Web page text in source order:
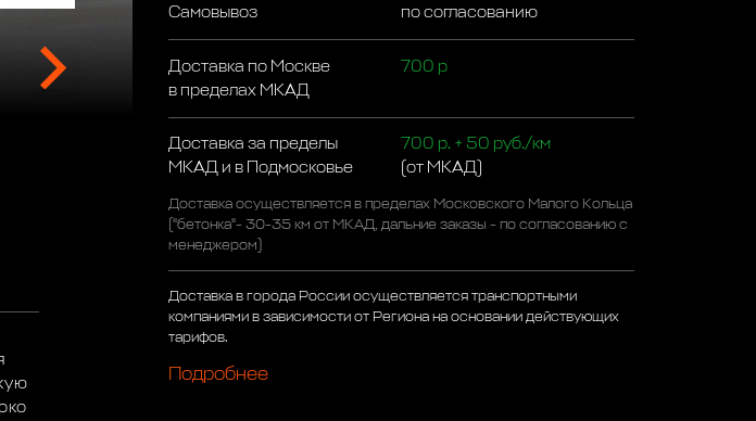
Самовывоз по согласованию
Доставка по Москве
в пределах МКАД
700 р
Доставка за пределы
МКАД и в Подмосковье
700 р. + 50 руб./км
(от МКАД)
Доставка осуществляется в пределах Московского Малого Кольца
("бетонка"- 30-35 км от МКАД, дальние заказы - по согласованию с
менеджером)
Доставка в города России осуществляется транспортными
компаниями в зависимости от Региона на основании действующих
тарифов.
Подробнее